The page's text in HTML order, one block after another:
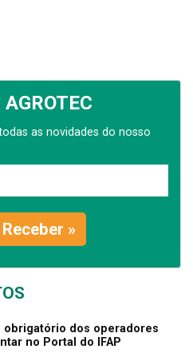
as novidades do nosso
»
dos operadores
no Portal do IFAP